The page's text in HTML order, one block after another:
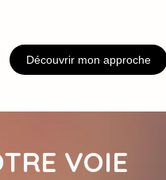
Découvrir mon approche
VOIE